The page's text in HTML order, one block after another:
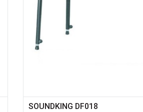
SOUNDKING DF018